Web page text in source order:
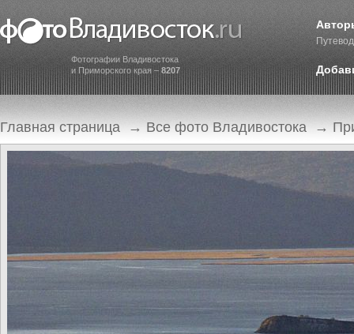
Фотографии Владивостока
и Приморского края – 8207
Главная страница → Все фото Владивостока →